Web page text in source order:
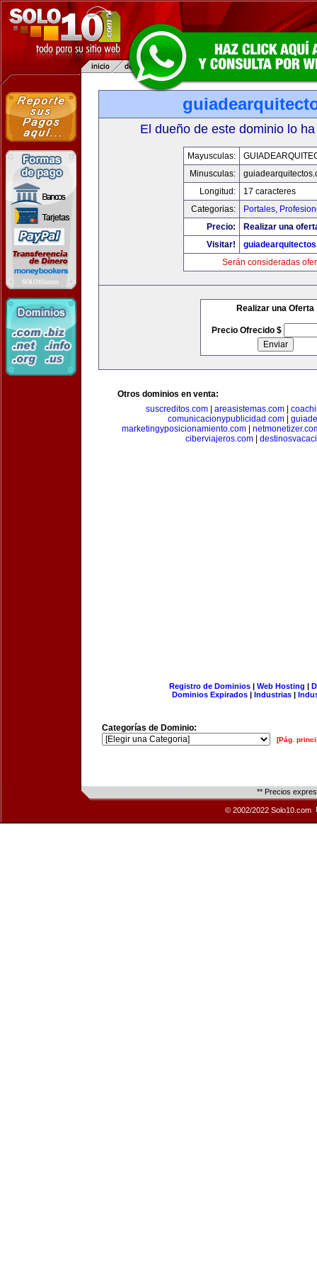
El dueño de este dominio lo
Mayusculas:
Minusculas:
Longitud:
17 caracteres
Categorias:
Portales,
Precio:
Realizar una
Visitar!
Serán consideradas
Realizar una Oferta
Precio Ofrecido $
Otros dominios en venta:
suscreditos.com
areasistemas.com
comunicacionypublicidad.com
marketingyposicionamiento.com|
ciberviajeros.com|
Registro de Dominios| Web Hosting |
Dominios Expirados | Industrias |
Categorías de Dominio:
[Pág.
** Precios
© 2002/2022 Solo10.com